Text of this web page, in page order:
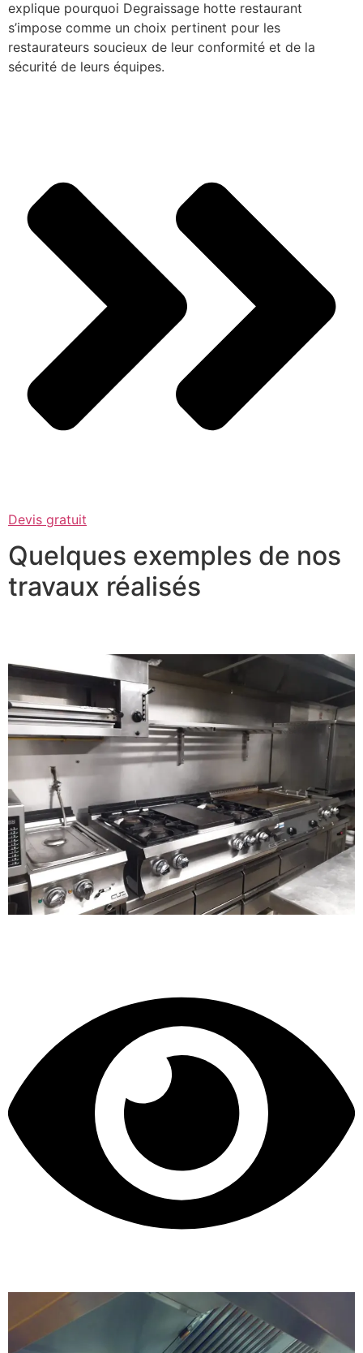
explique pourquoi Degraissage hotte restaurant
s’impose comme un choix pertinent pour les
restaurateurs soucieux de leur conformité et de la
sécurité de leurs équipes.
Devis gratuit
Quelques exemples de nos
travaux réalisés